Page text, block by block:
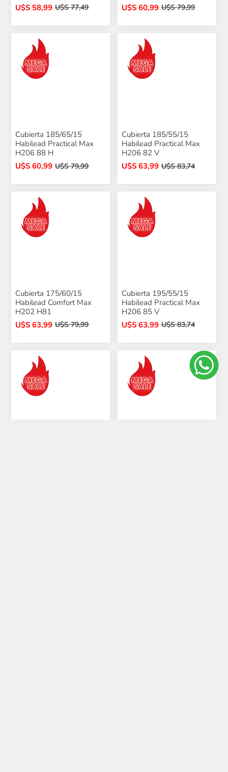
U$S 58,99 U$S 77,49
U$S 60,99 U$S 79,99
Cubierta 185/65/15
Habilead Practical Max
H206 88 H
U$S 60,99 U$S 79,99
Cubierta 185/55/15
Habilead Practical Max
H206 82 V
U$S 63,99 U$S 83,74
Cubierta 175/60/15
Habilead Comfort Max
H202 H81
U$S 63,99 U$S 79,99
Cubierta 195/55/15
Habilead Practical Max
H206 85 V
U$S 63,99 U$S 83,74